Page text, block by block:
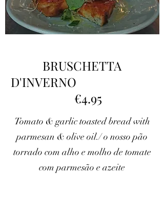
BRUSCHETTA
D'INVERNO
€4.95
Tomato & garlic toasted bread with
parmesan & olive oil./ o nosso pão
torrado com alho e molho de tomate
com parmesão e azeite